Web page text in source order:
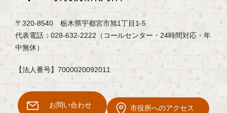
〒320-8540 栃木県宇都宮市旭1丁目1-5
代表電話：028-632-2222（コールセンター・24時間対応・年
中無休）
【法人番号】7000020092011
お問い合わせ 市役所へのアクセス